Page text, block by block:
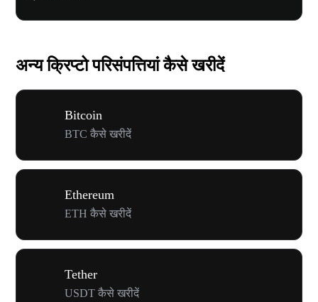
अन्य क्रिप्टो परिसंपत्तियां कैसे खरीदें
Bitcoin
BTC कैसे खरीदें
Ethereum
ETH कैसे खरीदें
Tether
USDT कैसे खरीदें